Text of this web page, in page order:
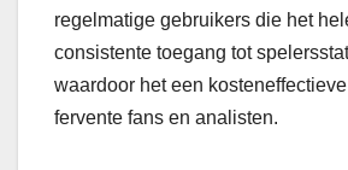
regelmatige gebruikers die het
consistente toegang tot
waardoor het een
fervente fans en analisten.